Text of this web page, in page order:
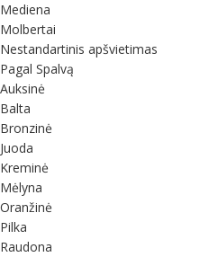
Mediena
Molbertai
Nestandartinis apšvietimas
Pagal Spalvą
Auksinė
Balta
Bronzinė
Juoda
Kreminė
Mėlyna
Oranžinė
Pilka
Raudona